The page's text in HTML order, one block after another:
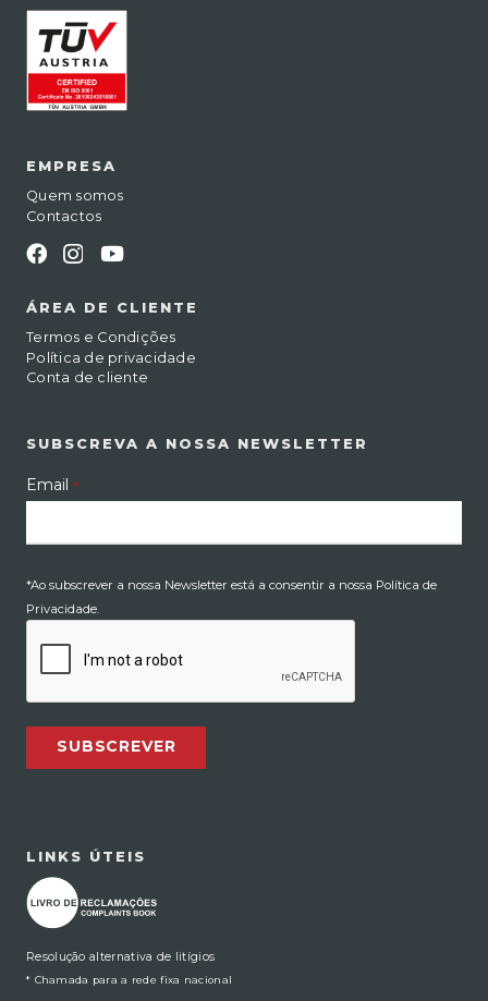
EMPRESA
Quem somos
Contactos
ÁREA DE CLIENTE
Termos e Condições
Política de privacidade
Conta de cliente
SUBSCREVA A NOSSA NEWSLETTER
Email *
*Ao subscrever a nossa Newsletter está a consentir a nossa Política de
Privacidade.
SUBSCREVER
LINKS ÚTEIS
Resolução alternativa de litígios
* Chamada para a rede fixa nacional